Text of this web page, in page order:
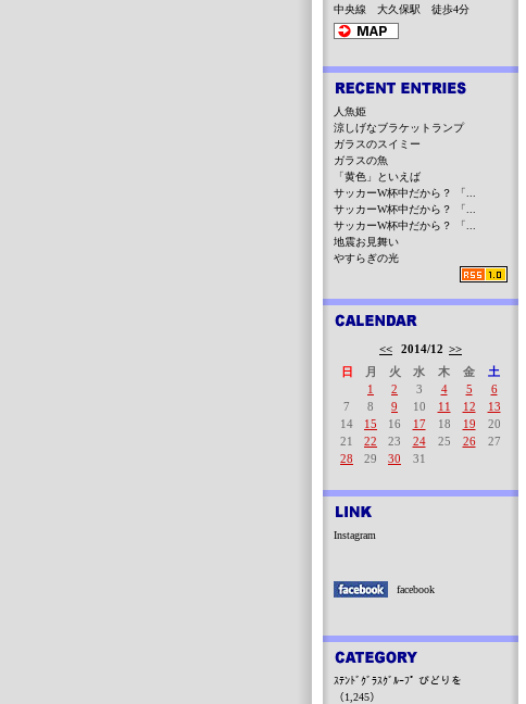
中央線 大久保駅 徒歩4分
人魚姫
涼しげなブラケットランプ
ガラスのスイミー
ガラスの魚
「黄色」といえば
サッカーW杯中だから？ 「...
サッカーW杯中だから？ 「...
サッカーW杯中だから？ 「...
地震お見舞い
やすらぎの光
<< 2014/12 >>
日
月 火 水 木 金
土
1
2 3 4 5
6
7
8 9 10 11 12
13
14
15 16 17 18 19
20
21
22 23 24 25 26
27
28
29 30 31
Instagram
facebook
ｽﾃﾝﾄﾞｸﾞﾗｽｸﾞﾙｰﾌﾟ びどりを
（1,245）